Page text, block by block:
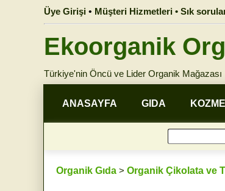
Üye Girişi • Müşteri Hizmetleri • Sık
Ekoorganik
Türkiye'nin Öncü ve Lider Organik Mağazası
ANASAYFA GIDA
Organik Gıda > Organik Çikolata ve